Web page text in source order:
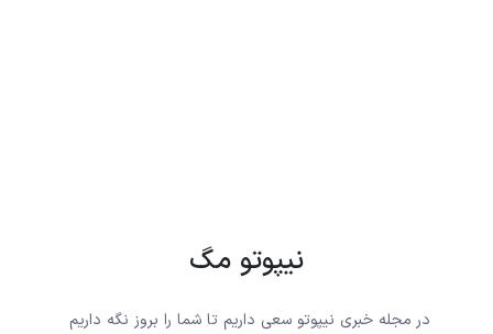
نیپوتو مگ
در مجله خبری نیپوتو سعی داریم تا شما را بروز نگه داریم